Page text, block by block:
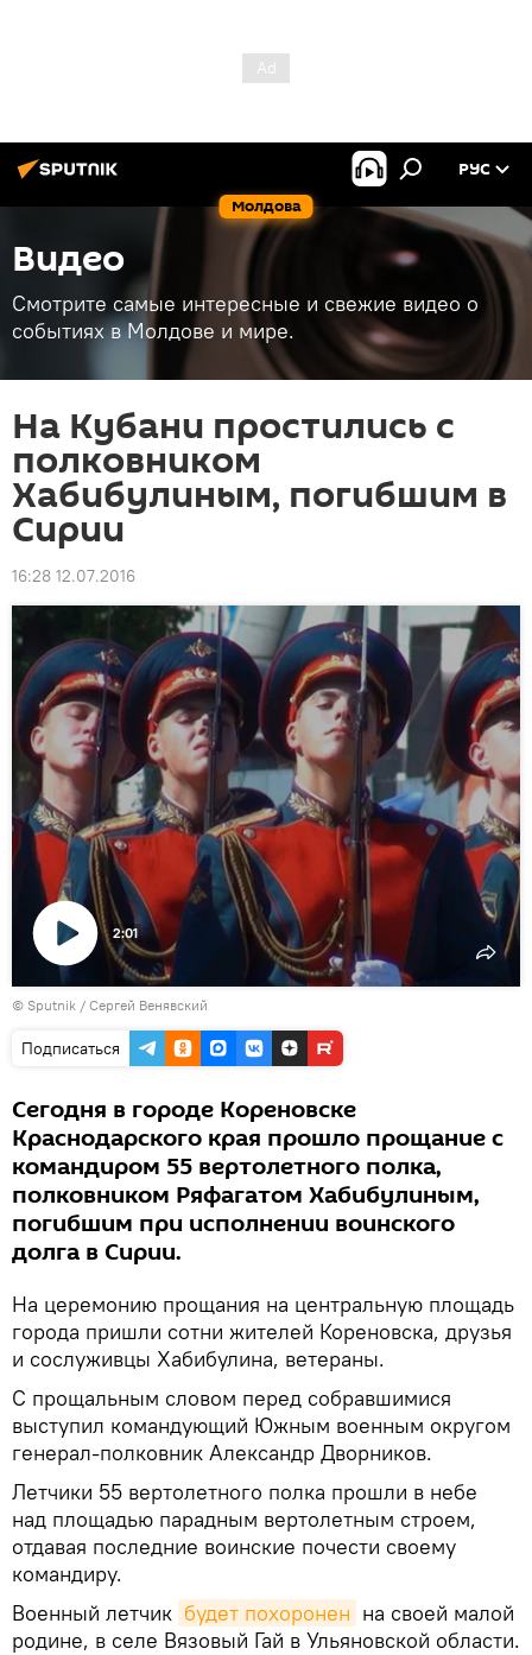
Молдова
РУС
Видео
Смотрите самые интересные и свежие видео о
событиях в Молдове и мире.
На Кубани простились с
полковником
Хабибулиным, погибшим в
Сирии
16:28 12.07.2016
Воспроизвести
видео
2:01
© Sputnik / Сергей Венявский
Подписаться
Сегодня в городе Кореновске
Краснодарского края прошло прощание с
командиром 55 вертолетного полка,
полковником Ряфагатом Хабибулиным,
погибшим при исполнении воинского
долга в Сирии.
На церемонию прощания на центральную площадь
города пришли сотни жителей Кореновска, друзья
и сослуживцы Хабибулина, ветераны.
С прощальным словом перед собравшимися
выступил командующий Южным военным округом
генерал-полковник Александр Дворников.
Летчики 55 вертолетного полка прошли в небе
над площадью парадным вертолетным строем,
отдавая последние воинские почести своему
командиру.
Военный летчик будет похоронен на своей малой
родине, в селе Вязовый Гай в Ульяновской области.